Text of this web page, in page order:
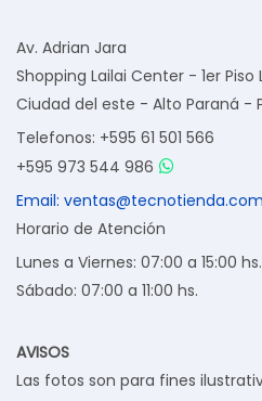
Av. Adrian Jara
Shopping Lailai Center - 1er Piso
Ciudad del este - Alto Paraná -
Telefonos: +595 61 501 566
+595 973 544 986
Email:
Horario de Atención
Lunes a Viernes: 07:00 a 15:00 hs.
Sábado: 07:00 a 11:00 hs.
AVISOS
Las fotos son para fines